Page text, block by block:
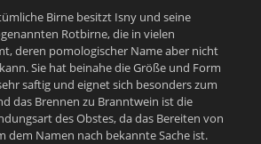
Birne besitzt Isny und seine
Rotbirne, die in vielen
deren pomologischer Name aber nicht
Sie hat beinahe die Größe und Form
saftig und eignet sich besonders zum
das Brennen zu Branntwein ist die
des Obstes, da das Bereiten von
dem Namen nach bekannte Sache ist.